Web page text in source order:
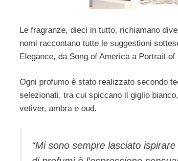
Le fragranze, dieci in tutto, richiamano
nomi raccontano tutte le suggestioni
Elegance, da Song of America a Portrait
Ogni profumo è stato realizzato secondo
selezionati, tra cui spiccano il giglio
vetiver, ambra e oud.
“Mi sono sempre lasciato